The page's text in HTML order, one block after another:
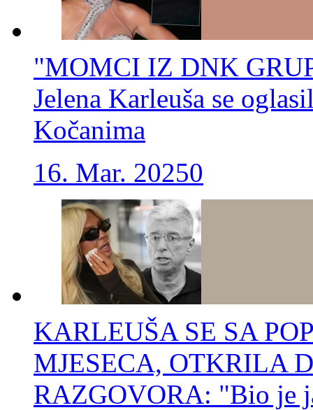
"MOMCI IZ DNK
Jelena Karleuša se
Kočanima
16. Mar. 20250
KARLEUŠA SE SA
MJESECA, OTKRILA
RAZGOVORA: "Bio je